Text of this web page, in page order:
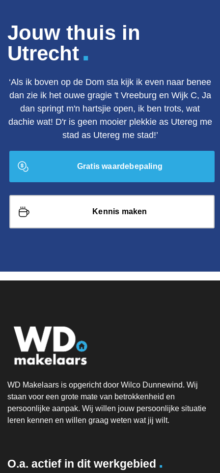
Jouw thuis in
Utrecht.
‘Als ik boven op de Dom sta kijk ik even naar benee
dan zie ik het ouwe gragie 't Vreeburg en Wijk C, Ja
dan springt m'n hartsjie open, ik ben trots, wat
dachie wat! D'r is geen mooier plekkie as Utereg me
stad as Utereg me stad!’
Gratis waardebepaling
Kennis maken
WD Makelaars is opgericht door Wilco Dunnewind. Wij
staan voor een grote mate van betrokkenheid en
persoonlijke aanpak. Wij willen jouw persoonlijke situatie
leren kennen en willen graag weten wat jij wilt.
O.a. actief in dit werkgebied .